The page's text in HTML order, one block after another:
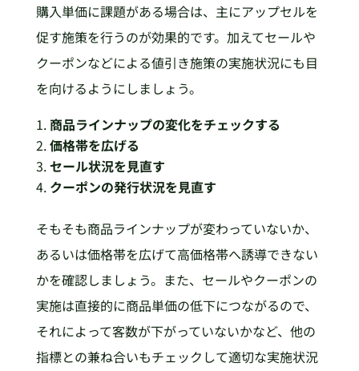
購入単価に課題がある場合は、主にアップセルを
促す施策を行うのが効果的です。加えてセールや
クーポンなどによる値引き施策の実施状況にも目
を向けるようにしましょう。
商品ラインナップの変化をチェックする
価格帯を広げる
セール状況を見直す
クーポンの発行状況を見直す
そもそも商品ラインナップが変わっていないか、
あるいは価格帯を広げて高価格帯へ誘導できない
かを確認しましょう。また、セールやクーポンの
実施は直接的に商品単価の低下につながるので、
それによって客数が下がっていないかなど、他の
指標との兼ね合いもチェックして適切な実施状況